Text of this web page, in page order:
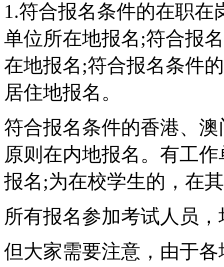
1.符合报名条件的在职
单位所在地报名;符合报
在地报名;符合报名条件
居住地报名。
符合报名条件的香港、
原则在内地报名。有工
报名;为在校学生的，在
所有报名参加考试人员
但大家需要注意，由于